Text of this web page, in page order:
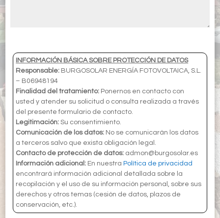
INFORMACIÓN BÁSICA SOBRE PROTECCIÓN DE DATOS
Responsable: BURGOSOLAR ENERGÍA FOTOVOLTAICA, S.L.
– B06948194
Finalidad del tratamiento: Ponernos en contacto con
usted y atender su solicitud o consulta realizada a través
del presente formulario de contacto.
Legitimación: Su consentimiento.
Comunicación de los datos: No se comunicarán los datos
a terceros salvo que exista obligación legal.
Contacto de protección de datos: admon@burgosolar.es
Información adicional: En nuestraPolítica de privacidad
encontrará información adicional detallada sobre la
recopilación y el uso de su información personal, sobre sus
derechos y otros temas (cesión de datos, plazos de
conservación, etc.).